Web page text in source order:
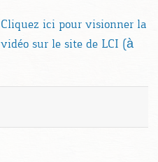
Cliquez ici pour visionner la
vidéo sur le site de LCI (à